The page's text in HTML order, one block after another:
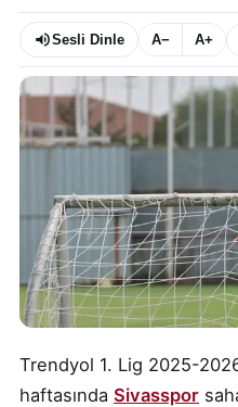
Sesli Dinle A− A+
Trendyol 1. Lig 2025-
haftasında Sivasspor